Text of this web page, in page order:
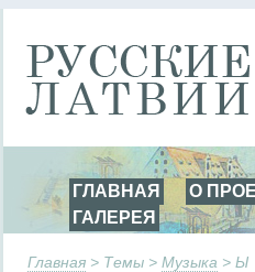
ГЛАВНАЯ О
ГАЛЕРЕЯ
Главная > Темы > Музыка > Ы